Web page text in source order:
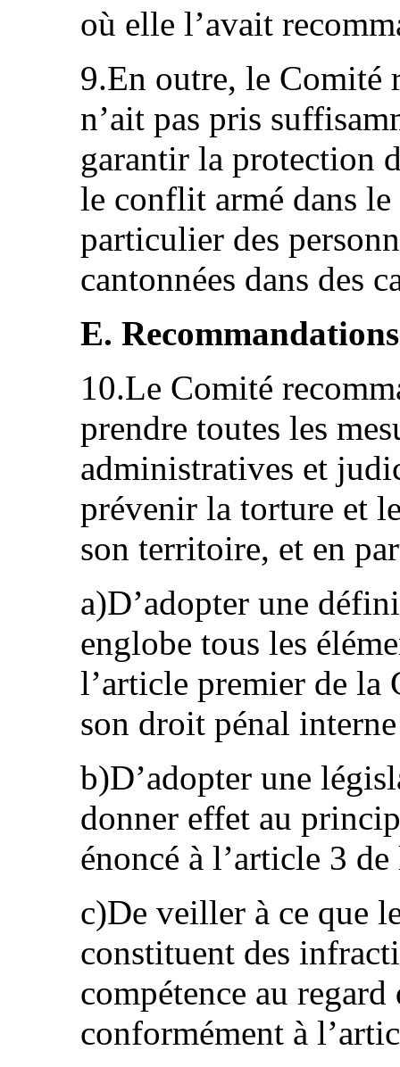
où elle l’avait
9.En outre, le Comité
n’ait pas pris
garantir la protection
le conflit armé dans le
particulier des
cantonnées dans des
E. Recommandations
10.Le Comité
prendre toutes les
administratives et
prévenir la torture et
son territoire, et en
a)D’adopter une
englobe tous les
l’article premier de
son droit pénal
b)D’adopter une
donner effet au
énoncé à l’article 3
c)De veiller à ce que
constituent des
compétence au
conformément à